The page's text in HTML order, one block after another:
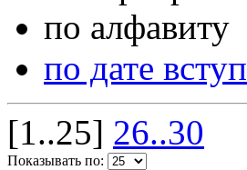
по алфавиту
по дате
[1..25] 26..30
Показывать по: